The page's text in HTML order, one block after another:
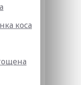
коса